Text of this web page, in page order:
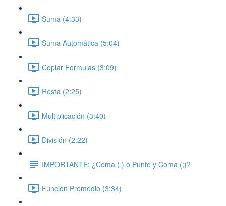
Suma (4:33)
Suma Automática (5:04)
Copiar Fórmulas (3:09)
Resta (2:25)
Multiplicación (3:40)
División (2:22)
IMPORTANTE: ¿Coma (,) o Punto y Coma (;)?
Función Promedio (3:34)